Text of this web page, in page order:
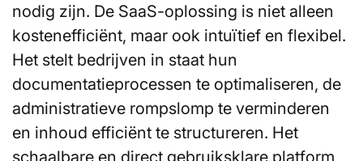
nodig zijn. De SaaS-oplossing is niet alleen
kostenefficiënt, maar ook intuïtief en flexibel.
Het stelt bedrijven in staat hun
documentatieprocessen te optimaliseren, de
administratieve rompslomp te verminderen
en inhoud efficiënt te structureren. Het
schaalbare en direct gebruiksklare platform